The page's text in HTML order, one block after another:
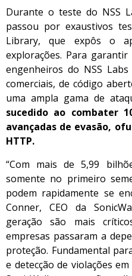
Durante o teste do NSS
passou por exaustivos
Library, que expôs o
explorações. Para
engenheiros do NSS
comerciais, de código
uma ampla gama de
sucedido ao combater
avançadas de evasão,
HTTP.
“Com mais de 5,99
somente no primeiro
podem rapidamente se
Conner, CEO da
geração são mais
empresas passaram a
proteção. Fundamental
e detecção de violações